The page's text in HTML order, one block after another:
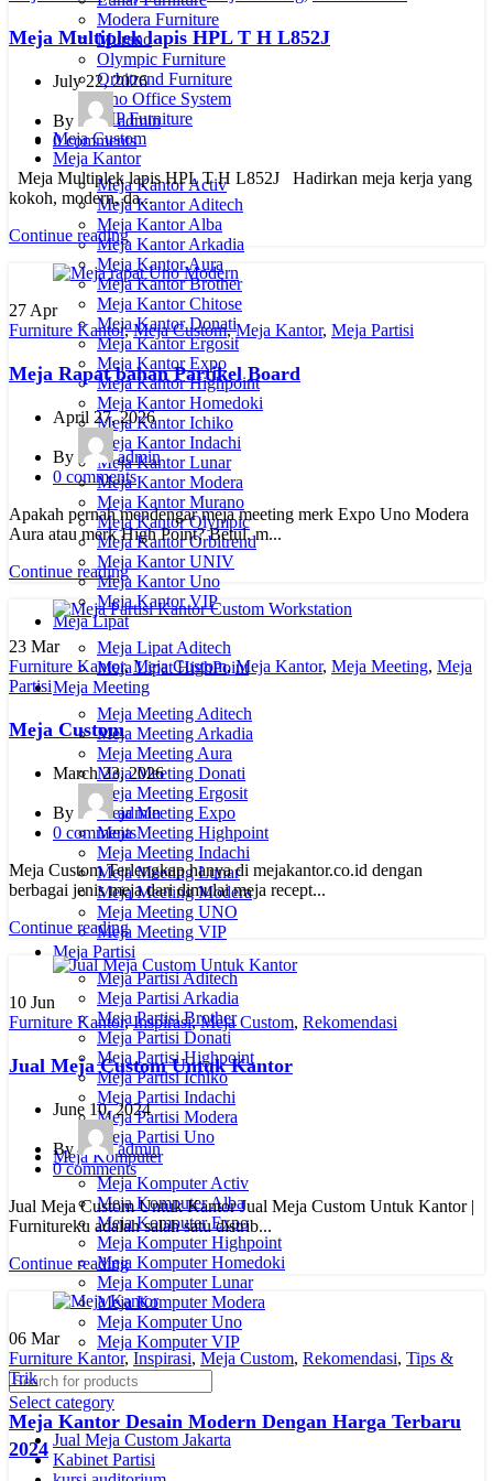
Modera Furniture
Murano
Olympic Furniture
Orbitrend Furniture
Uno Office System
VIP Furniture
Meja Custom
Meja Kantor
Meja Kantor Activ
Meja Kantor Aditech
Meja Kantor Alba
Meja Kantor Arkadia
Meja Kantor Aura
Meja Kantor Brother
Meja Kantor Chitose
Meja Kantor Donati
Meja Kantor Ergosit
Meja Kantor Expo
Meja Kantor Highpoint
Meja Kantor Homedoki
Meja Kantor Ichiko
Meja Kantor Indachi
Meja Kantor Lunar
Meja Kantor Modera
Meja Kantor Murano
Meja Kantor Olympic
Meja Kantor Orbitrend
Meja Kantor UNIV
Meja Kantor Uno
Meja Kantor VIP
Meja Lipat
Meja Lipat Aditech
Meja Lipat HighPoint
Meja Meeting
Meja Meeting Aditech
Meja Meeting Arkadia
Meja Meeting Aura
Meja Meeting Donati
Meja Meeting Ergosit
Meja Meeting Expo
Meja Meeting Highpoint
Meja Meeting Indachi
Meja Meeting Lunar
Meja Meeting Modera
Meja Meeting UNO
Meja Meeting VIP
Meja Partisi
Meja Partisi Aditech
Meja Partisi Arkadia
Meja Partisi Brother
Meja Partisi Donati
Meja Partisi Highpoint
Meja Partisi Ichiko
Meja Partisi Indachi
Meja Partisi Modera
Meja Partisi Uno
Meja Komputer
Meja Komputer Activ
Meja Komputer Alba
Meja Komputer Expo
Meja Komputer Highpoint
Meja Komputer Homedoki
Meja Komputer Lunar
Meja Komputer Modera
Meja Komputer Uno
Meja Komputer VIP
Select category
Jual Meja Custom Jakarta
Kabinet Partisi
Meja Multiplek lapis HPL T H L852J
July 22, 2026
By
admin
0 comments
Meja Multiplek lapis HPL T H L852J Hadirkan meja kerja yang
kokoh, modern, da...
Continue reading
27 Apr
Furniture Kantor,Meja Custom,Meja Kantor, Meja Partisi
Meja Rapat bahan Partikel Board
April 27, 2026
By
admin
0 comments
Apakah pernah mendengar meja meeting merk Expo Uno Modera
Aura atau merk High Point? Betul. m...
Continue reading
23 Mar
Furniture Kantor,Meja Custom,Meja Kantor, Meja Meeting, Meja
Partisi
Meja Custom
March 23, 2026
By
admin
0 comments
Meja Custom Terlengkap hanya di mejakantor.co.id dengan
berbagai jenis meja dari dimulai meja recept...
Continue reading
10 Jun
Furniture Kantor,Inspirasi,Meja Custom, Rekomendasi
Jual Meja Custom Untuk Kantor
June 10, 2024
By
admin
0 comments
Jual Meja Custom Untuk Kantor Jual Meja Custom Untuk Kantor |
Furnitureku adalah salah satu distrib...
Continue reading
06 Mar
Furniture Kantor, Inspirasi, Meja Custom, Rekomendasi, Tips &
Trik
Meja Kantor Desain Modern Dengan Harga Terbaru
2024